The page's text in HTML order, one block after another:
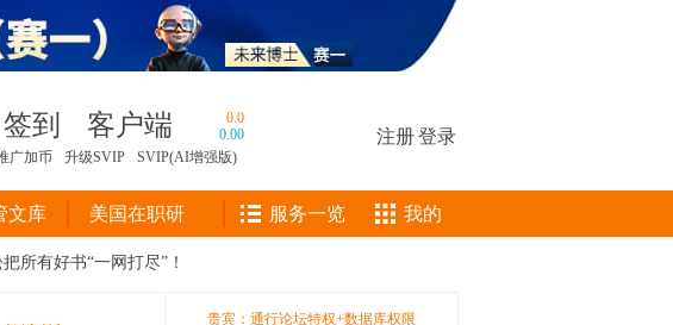
签到 客户端
0.0
0.00
广加币
升级SVIP SVIP(AI增强版)
注册登录
文库 美国在职研 服务一览 我的
所有好书“一网打尽”！
贵宾：通行论坛特权+数据库权限